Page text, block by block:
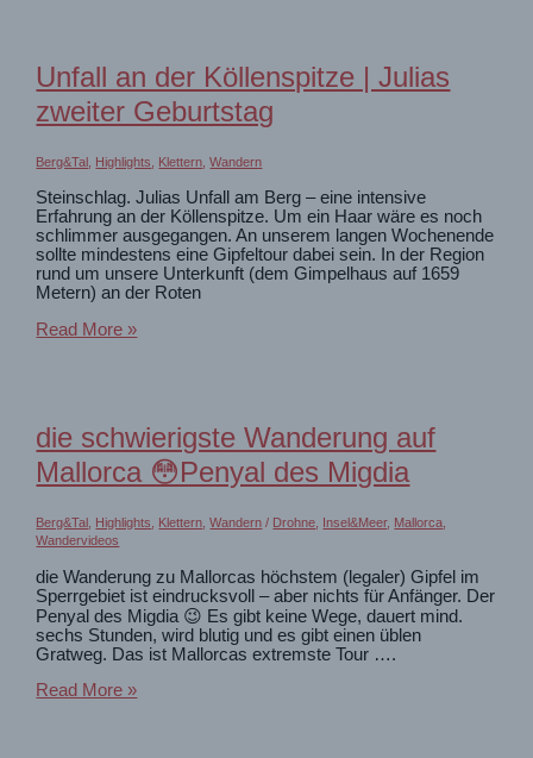
dem
Bergunfall
die
Tour?
Unfall an der Köllenspitze | Julias
zweiter Geburtstag
Berg&Tal Highlights Klettern ,Wandern
Steinschlag. Julias Unfall am Berg – eine intensive
Erfahrung an der Köllenspitze. Um ein Haar wäre es noch
schlimmer ausgegangen. An unserem langen Wochenende
sollte mindestens eine Gipfeltour dabei sein. In der Region
rund um unsere Unterkunft (dem Gimpelhaus auf 1659
Metern) an der Roten
Unfall
Julias
zweiter
Geburtstag
Read More »
die schwierigste Wanderung auf
Mallorca 😳Penyal des Migdia
Berg&Tal Highlights Klettern ,Wandern / Drohne Insel&Meer, Mallorca
Wandervideos
die Wanderung zu Mallorcas höchstem (legaler) Gipfel im
Sperrgebiet ist eindrucksvoll – aber nichts für Anfänger. Der
Penyal des Migdia 😉 Es gibt keine Wege, dauert mind.
sechs Stunden, wird blutig und es gibt einen üblen
Gratweg. Das ist Mallorcas extremste Tour ….
die
Read More »